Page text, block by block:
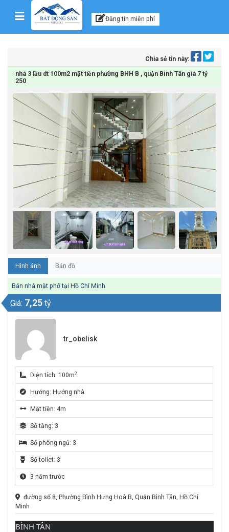
Skip to content Kênh thông tin, tư vấn
Đăng tin miễn phí
Chia sẻ tin này:
nhà 3 lầu dt 100m2 mặt tiền phường BHH B , quận Bình Tân giá 7 tỷ
250
Hình ảnh Bản đồ
Bán nhà mặt phố tại Hồ Chí Minh
Giá: 7,25 tỷ
tr_obelisk
Diện tích: 100m2
Hướng: Hướng nhà
Mặt tiền: 4m
Số tầng: 3
Số phòng ngủ: 3
Số toilet: 3
3 năm trước
đường số 8, Phường Bình Hưng Hoà B, Quận Bình Tân, Hồ Chí
Minh
BÌNH TÂN